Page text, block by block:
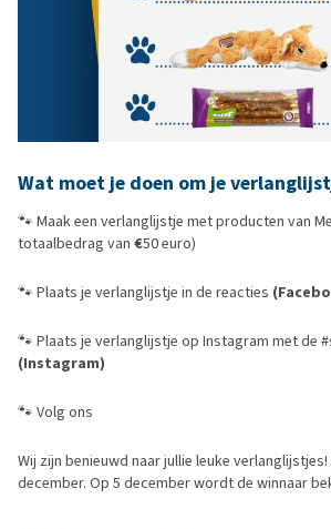
Wat moet je doen om je
🐾 Maak een verlanglijstje met producten van
totaalbedrag van €50 euro)
🐾 Plaats je verlanglijstje in de reacties
🐾 Plaats je verlanglijstje op Instagram met de
(Instagram)
🐾 Volg ons
Wij zijn benieuwd naar jullie leuke
december. Op 5 december wordt de winnaar